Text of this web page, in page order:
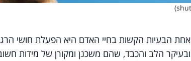
אחת הבעיות הקשות בחיי האדם היא הפעלת חושי
ובעיקר הלב והכבד, שהם משכנן ומקורן של מידות